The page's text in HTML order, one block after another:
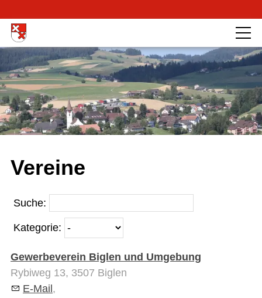
Vereine
Suche:
Kategorie:
Gewerbeverein Biglen und Umgebung
Rybiweg 13, 3507 Biglen
E-Mail ,